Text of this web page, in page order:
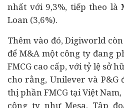
nhất với 9,3%, tiếp theo là
Loan (3,6%).
Thêm vào đó, Digiworld
để M&A một công ty đang
FMCG cao cấp, với tỷ lệ sở
cho rằng, Unilever và P&G
thị phần FMCG tại Việt
công ty như Mesa, Tập